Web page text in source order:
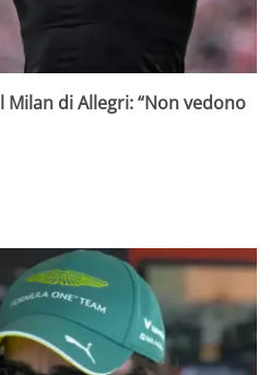
di Allegri: “Non vedono